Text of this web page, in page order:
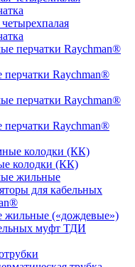
Raychman®
Raychman®
колодки (КК)
жильные («дождевые»)
муфт ТДИ